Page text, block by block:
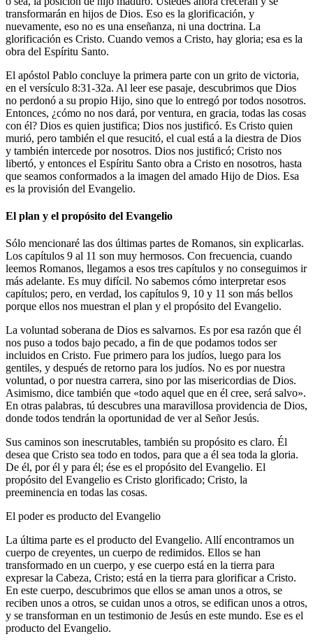
transformarán en hijos de Dios. Eso es la glorificación, y
nuevamente, eso no es una enseñanza, ni una doctrina. La
glorificación es Cristo. Cuando vemos a Cristo, hay gloria; esa es la
obra del Espíritu Santo.
El apóstol Pablo concluye la primera parte con un grito de victoria,
en el versículo 8:31-32a. Al leer ese pasaje, descubrimos que Dios
no perdonó a su propio Hijo, sino que lo entregó por todos nosotros.
Entonces, ¿cómo no nos dará, por ventura, en gracia, todas las cosas
con él? Dios es quien justifica; Dios nos justificó. Es Cristo quien
murió, pero también el que resucitó, el cual está a la diestra de Dios
y también intercede por nosotros. Dios nos justificó; Cristo nos
libertó, y entonces el Espíritu Santo obra a Cristo en nosotros, hasta
que seamos conformados a la imagen del amado Hijo de Dios. Esa
es la provisión del Evangelio.
El plan y el propósito del Evangelio
Sólo mencionaré las dos últimas partes de Romanos, sin explicarlas.
Los capítulos 9 al 11 son muy hermosos. Con frecuencia, cuando
leemos Romanos, llegamos a esos tres capítulos y no conseguimos ir
más adelante. Es muy difícil. No sabemos cómo interpretar esos
capítulos; pero, en verdad, los capítulos 9, 10 y 11 son más bellos
porque ellos nos muestran el plan y el propósito del Evangelio.
La voluntad soberana de Dios es salvarnos. Es por esa razón que él
nos puso a todos bajo pecado, a fin de que podamos todos ser
incluidos en Cristo. Fue primero para los judíos, luego para los
gentiles, y después de retorno para los judíos. No es por nuestra
voluntad, o por nuestra carrera, sino por las misericordias de Dios.
Asimismo, dice también que «todo aquel que en él cree, será salvo».
En otras palabras, tú descubres una maravillosa providencia de Dios,
donde todos tendrán la oportunidad de ver al Señor Jesús.
Sus caminos son inescrutables, también su propósito es claro. Él
desea que Cristo sea todo en todos, para que a él sea toda la gloria.
De él, por él y para él; ése es el propósito del Evangelio. El
propósito del Evangelio es Cristo glorificado; Cristo, la
preeminencia en todas las cosas.
El poder es producto del Evangelio
La última parte es el producto del Evangelio. Allí encontramos un
cuerpo de creyentes, un cuerpo de redimidos. Ellos se han
transformado en un cuerpo, y ese cuerpo está en la tierra para
expresar la Cabeza, Cristo; está en la tierra para glorificar a Cristo.
En este cuerpo, descubrimos que ellos se aman unos a otros, se
reciben unos a otros, se cuidan unos a otros, se edifican unos a otros,
y se transforman en un testimonio de Jesús en este mundo. Ese es el
producto del Evangelio.